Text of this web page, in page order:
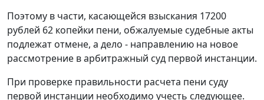
Поэтому в части, касающейся взыскания 17200
рублей 62 копейки пени, обжалуемые судебные акты
подлежат отмене, а дело - направлению на новое
рассмотрение в арбитражный суд первой инстанции.
При проверке правильности расчета пени суду
первой инстанции необходимо учесть следующее.